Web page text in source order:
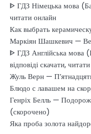
ᐈ ГДЗ Німецька мова
читати онлайн
Как выбрать
Маркіян Шашкевич —
ᐈ ГДЗ Англійська мова
відповіді скачати,
Жуль Верн —
Блюдо с лавашем на
Генріх Белль —
(скорочено)
Яка проба золота